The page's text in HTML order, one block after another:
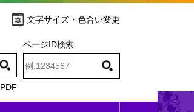
文字サイズ・色合い変更
PDF
ページID検索